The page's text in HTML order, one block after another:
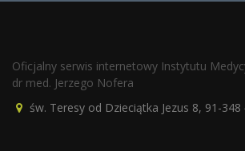
Oficjalny serwis internetowy Instytutu
dr med. Jerzego Nofera
św. Teresy od Dzieciątka Jezus 8, 91-348